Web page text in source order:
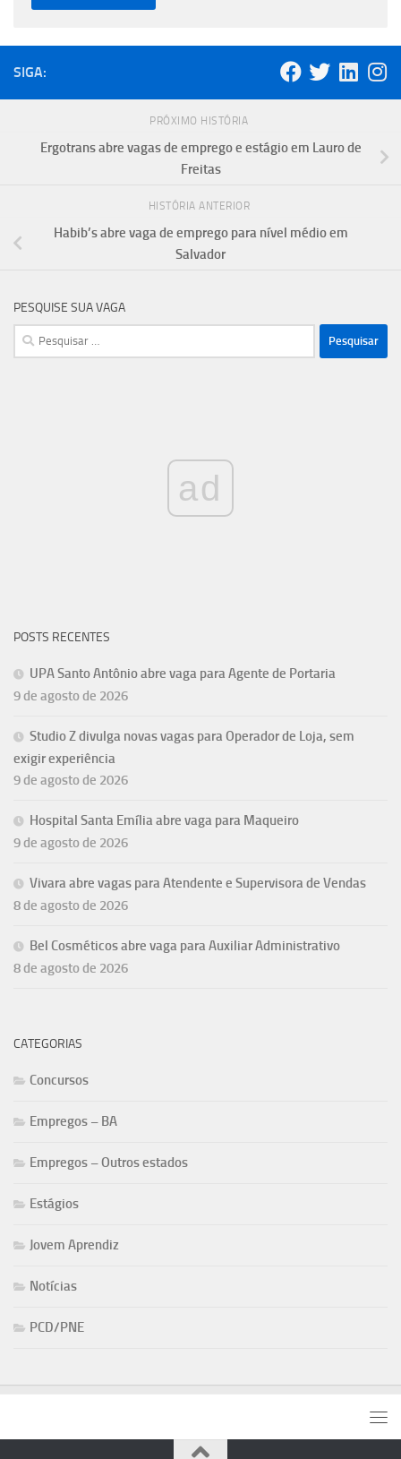
SIGA:
PRÓXIMO HISTÓRIA
Ergotrans abre vagas de emprego e estágio em Lauro de
Freitas
HISTÓRIA ANTERIOR
Habib’s abre vaga de emprego para nível médio em
Salvador
PESQUISE SUA VAGA
Pesquisar
por:
ad
POSTS RECENTES
UPA Santo Antônio abre vaga para Agente de Portaria
9 de agosto de 2026
Studio Z divulga novas vagas para Operador de Loja, sem
exigir experiência
9 de agosto de 2026
Hospital Santa Emília abre vaga para Maqueiro
9 de agosto de 2026
Vivara abre vagas para Atendente e Supervisora de Vendas
8 de agosto de 2026
Bel Cosméticos abre vaga para Auxiliar Administrativo
8 de agosto de 2026
CATEGORIAS
Concursos
Empregos – BA
Empregos – Outros estados
Estágios
Jovem Aprendiz
Notícias
PCD/PNE